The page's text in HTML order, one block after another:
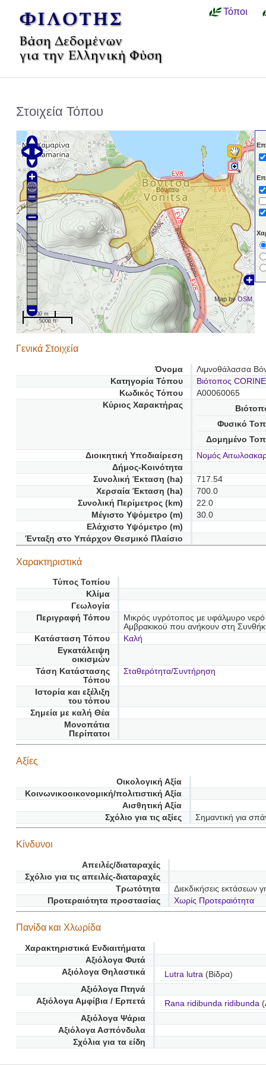
Τόποι
Στοιχεία Τόπου
Βόνιτσα
Map byOSM
1000 m
5000 ft
Γενικά Στοιχεία
Όνομα
Λιμνοθάλασσα
Κατηγορία Τόπου
Βιότοπος CORINE
Κωδικός Τόπου
A00060065
Κύριος Χαρακτήρας
Φυσικό
Δομημένο
Διοικητική Υποδιαίρεση
Νομός
Δήμος-Κοινότητα
Συνολική Έκταση (ha)
717.54
Χερσαία Έκταση (ha)
700.0
Συνολική Περίμετρος (km)
22.0
Μέγιστο Υψόμετρο (m)
30.0
Ελάχιστο Υψόμετρο (m)
Ένταξη στο Υπάρχον Θεσμικό Πλαίσιο
Χαρακτηριστικά
Τύπος Τοπίου
Κλίμα
Γεωλογία
Περιγραφή Τόπου
Μικρός υγρότοπος με υφάλμυρο νερό
Αμβρακικού που ανήκουν στη
Κατάσταση Τόπου
Καλή
Εγκατάλειψη
οικισμών
Τάση Κατάστασης
Τόπου
Σταθερότητα/Συντήρηση
Ιστορία και εξέλιξη
του τόπου
Σημεία με καλή Θέα
Μονοπάτια
Περίπατοι
Αξίες
Οικολογική Αξία
Κοινωνικοοικονομική/πολιτιστική Αξία
Αισθητική Αξία
Σχόλιο για τις αξίες
Σημαντική για
Κίνδυνοι
Απειλές/διαταραχές
Σχόλιο για τις απειλές-διαταραχές
Τρωτότητα
Διεκδικήσεις
Προτεραιότητα προστασίας
Χωρίς Προτεραιότητα
Πανίδα και Χλωρίδα
Χαρακτηριστικά Ενδιαιτήματα
Αξιόλογα Φυτά
Αξιόλογα Θηλαστικά
Lutra lutra (Βίδρα)
Αξιόλογα Πτηνά
Αξιόλογα Αμφίβια / Ερπετά
Rana ridibunda ridibunda
Αξιόλογα Ψάρια
Αξιόλογα Ασπόνδυλα
Σχόλια για τα είδη